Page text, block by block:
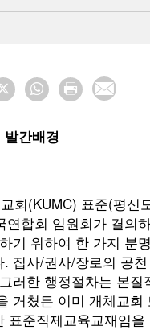
간배경
회(KUMC) 표준(평신
연합회 임원회가 결의
기 위하여 한 가지 분
집사/권사/장로의 공
러한 행정절차는 본
거쳤든 이미 개체교
표준직제교육교재임을